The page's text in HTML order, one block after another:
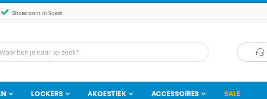
Showroom in Soest
LOCKERS AKOESTIEK ACCESSOIRES SALE